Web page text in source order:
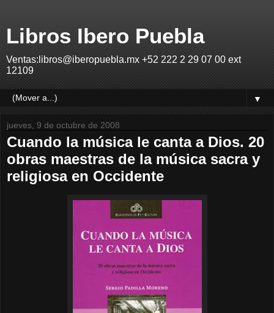
Libros Ibero Puebla
Ventas:libros@iberopuebla.mx +52 222 2 29 07 00 ext
12109
▼
jueves, 9 de octubre de 2008
Cuando la música le canta a Dios. 20
obras maestras de la música sacra y
religiosa en Occidente